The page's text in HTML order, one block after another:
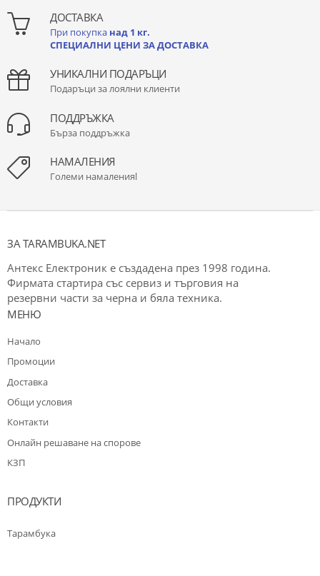
ДОСТАВКА
При покупка над 1 кг.
СПЕЦИАЛНИ ЦЕНИ ЗА ДОСТАВКА
УНИКАЛНИ ПОДАРЪЦИ
Подаръци за лоялни клиенти
ПОДДРЪЖКА
Бърза поддръжка
НАМАЛЕНИЯ
Големи намаленияl
ЗА TARAMBUKA.NET
Антекс Електроник е създадена през 1998 година.
Фирмата стартира със сервиз и търговия на
резервни части за черна и бяла техника.
МЕНЮ
Начало
Промоции
Доставка
Общи условия
Контакти
Oнлайн решаване на спорове
КЗП
ПРОДУКТИ
Тарамбука